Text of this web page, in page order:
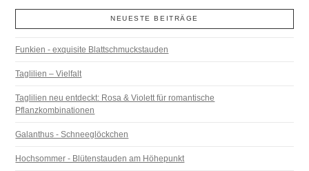
NEUESTE BEITRÄGE
Funkien - exquisite Blattschmuckstauden
Taglilien – Vielfalt
Taglilien neu entdeckt: Rosa & Violett für romantische
Pflanzkombinationen
Galanthus - Schneeglöckchen
Hochsommer - Blütenstauden am Höhepunkt